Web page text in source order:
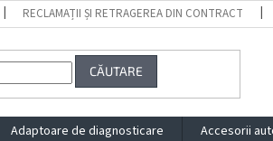
RECLAMAȚII ȘI RETRAGEREA DIN CONTRACT
CĂUTARE
Adaptoare de diagnosticare Accesorii